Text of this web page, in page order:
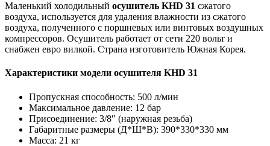
Маленький холодильный осушитель KHD 31 сжатого
воздуха, используется для удаления влажности из сжатого
воздуха, полученного с поршневых или винтовых воздушных
компрессоров. Осушитель работает от сети 220 вольт и
снабжен евро вилкой. Страна изготовитель Южная Корея.
Характеристики модели осушителя KHD 31
Пропускная способность: 500 л/мин
Максимальное давление: 12 бар
Присоединение: 3/8″ (наружная резьба)
Габаритные размеры (Д*Ш*В): 390*330*330 мм
Масса: 21 кг